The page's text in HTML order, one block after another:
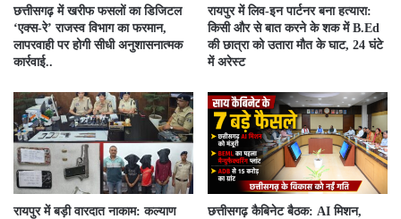
​छत्तीसगढ़ में खरीफ फसलों का डिजिटल
‘एक्स-रे’ राजस्व विभाग का फरमान,
लापरवाही पर होगी सीधी अनुशासनात्मक
कार्रवाई..
रायपुर में लिव-इन पार्टनर बना हत्यारा:
किसी और से बात करने के शक में B.Ed
की छात्रा को उतारा मौत के घाट, 24 घंटे
में अरेस्ट
रायपुर में बड़ी वारदात नाकाम: कल्याण
छत्तीसगढ़ कैबिनेट बैठक: AI मिशन,